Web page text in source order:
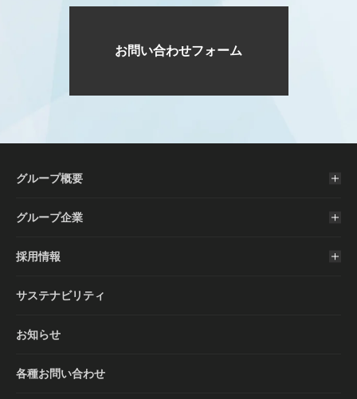
お問い合わせフォーム
グループ概要
グループ企業
採用情報
サステナビリティ
お知らせ
各種お問い合わせ